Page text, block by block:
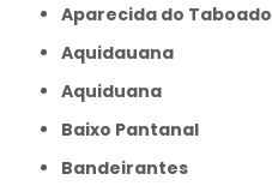
Aparecida do Taboado
Aquidauana
Aquiduana
Baixo Pantanal
Bandeirantes